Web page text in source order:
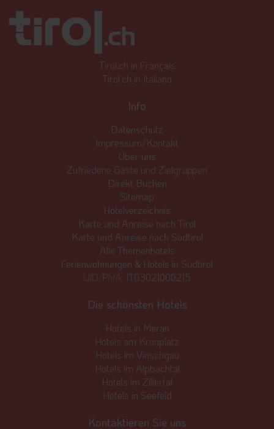
Tirol.ch in Français
Tirol.ch in Italiano
Info
Datenschutz
Impressum/Kontakt
Über uns
Zufriedene Gäste und Zielgruppen
Direkt Buchen
Sitemap
Hotelverzeichnis
Karte und Anreise nach Tirol
Karte und Anreise nach Südtirol
Alle Themenhotels
Ferienwohnungen & Hotels in Südtirol
UID/PIVA: IT03021000215
Die schönsten Hotels
Hotels in Meran
Hotels am Kronplatz
Hotels im Vinschgau
Hotels im Alpbachtal
Hotels im Zillertal
Hotels in Seefeld
Kontaktieren Sie uns